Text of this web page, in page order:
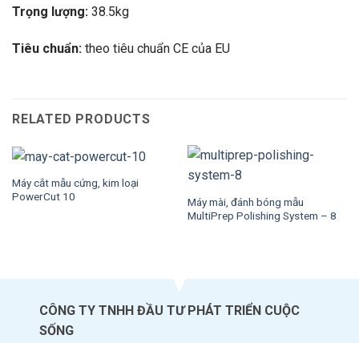
Trọng lượng: 38.5kg
Tiêu chuẩn: theo tiêu chuẩn CE của EU
RELATED PRODUCTS
Máy cắt mẫu cứng, kim loại
PowerCut 10
Máy mài, đánh bóng mẫu
MultiPrep Polishing System – 8
CÔNG TY TNHH ĐẦU TƯ PHÁT TRIỂN CUỘC
SỐNG